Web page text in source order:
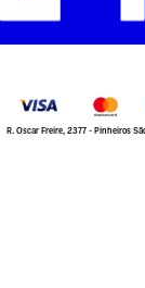
R. Oscar Freire, 2377 - Pinheiros